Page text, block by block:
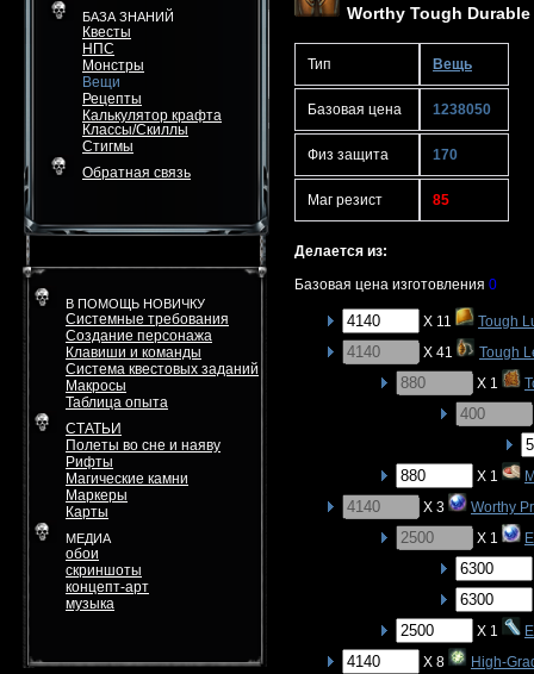
БАЗА ЗНАНИЙ
Квесты
НПС
Монстры
Вещи
Рецепты
Калькулятор крафта
Классы/Скиллы
Стигмы
Обратная связь
В ПОМОЩЬ НОВИЧКУ
Системные требования
Создание персонажа
Клавиши и команды
Система квестовых заданий
Макросы
Таблица опыта
СТАТЬИ
Полеты во сне и наяву
Рифты
Магические камни
Маркеры
Карты
МЕДИА
обои
скриншоты
концепт-арт
музыка
Worthy Tough
Тип Вещь
Базовая цена 1238050
Физ защита 170
Маг резист 85
Делается из:
Базовая цена изготовления 0
X 11
Tough
X 41
Tough
X 1
X 1
X 3
Worthy
X 1
X 1
X 8
High-